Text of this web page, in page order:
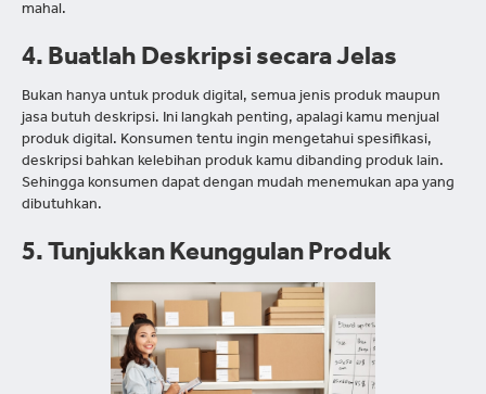
mahal.
4. Buatlah Deskripsi secara Jelas
Bukan hanya untuk produk digital, semua jenis produk maupun
jasa butuh deskripsi. Ini langkah penting, apalagi kamu menjual
produk digital. Konsumen tentu ingin mengetahui spesifikasi,
deskripsi bahkan kelebihan produk kamu dibanding produk lain.
Sehingga konsumen dapat dengan mudah menemukan apa yang
dibutuhkan.
5. Tunjukkan Keunggulan Produk